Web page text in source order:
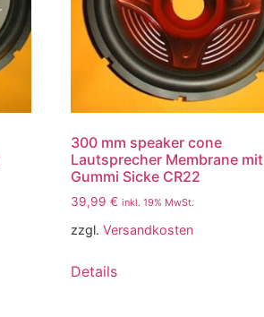
300 mm speaker cone
Lautsprecher Membrane mit
Gummi Sicke CR22
39,99 € inkl. 19% MwSt.
zzgl. Versandkosten
Details